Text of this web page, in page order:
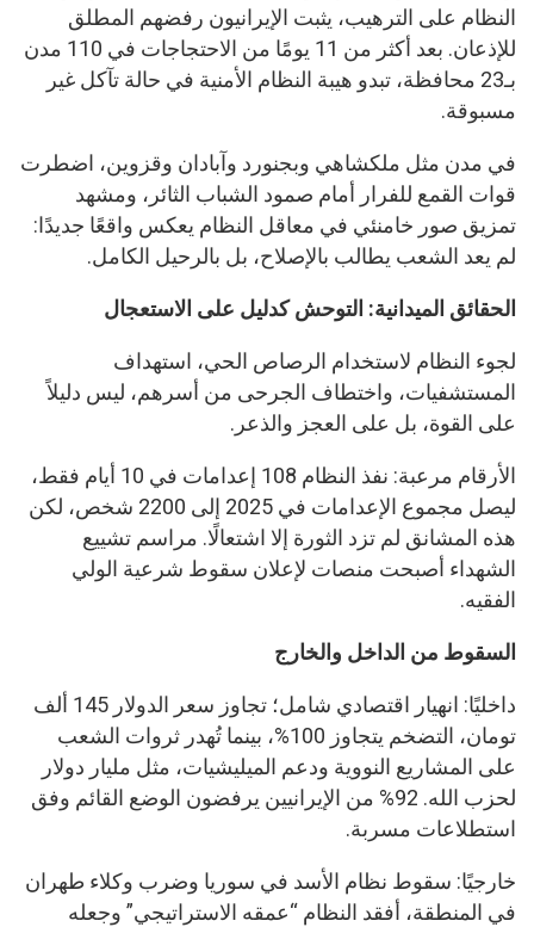
النظام على الترهيب، يثبت الإيرانيون رفضهم المطلق
للإذعان. بعد أكثر من 11 يومًا من الاحتجاجات في 110 مدن
بـ23 محافظة، تبدو هيبة النظام الأمنية في حالة تآكل غير
مسبوقة.
في مدن مثل ملكشاهي وبجنورد وآبادان وقزوين، اضطرت
قوات القمع للفرار أمام صمود الشباب الثائر، ومشهد
تمزيق صور خامنئي في معاقل النظام يعكس واقعًا جديدًا:
لم يعد الشعب يطالب بالإصلاح، بل بالرحيل الكامل.
الحقائق الميدانية: التوحش كدليل على الاستعجال
لجوء النظام لاستخدام الرصاص الحي، استهداف
المستشفيات، واختطاف الجرحى من أسرهم، ليس دليلاً
على القوة، بل على العجز والذعر.
الأرقام مرعبة: نفذ النظام 108 إعدامات في 10 أيام فقط،
ليصل مجموع الإعدامات في 2025 إلى 2200 شخص، لكن
هذه المشانق لم تزد الثورة إلا اشتعالًا. مراسم تشييع
الشهداء أصبحت منصات لإعلان سقوط شرعية الولي
الفقيه.
السقوط من الداخل والخارج
داخليًا: انهيار اقتصادي شامل؛ تجاوز سعر الدولار 145 ألف
تومان، التضخم يتجاوز 100%، بينما تُهدر ثروات الشعب
على المشاريع النووية ودعم الميليشيات، مثل مليار دولار
لحزب الله. 92% من الإيرانيين يرفضون الوضع القائم وفق
استطلاعات مسربة.
خارجيًا: سقوط نظام الأسد في سوريا وضرب وكلاء طهران
في المنطقة، أفقد النظام “عمقه الاستراتيجي” وجعله